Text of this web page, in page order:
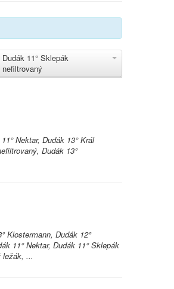
Dudák 11° Sklepák
nefiltrovaný
Nektar, Dudák 13° Král
Dudák 13°
Klostermann, Dudák 12°
11° Nektar, Dudák 11° Sklepák
ležák, ...